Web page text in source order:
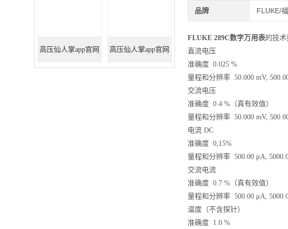
高压仙人掌app官网 高压仙人掌app官网
品牌 FLUKE/
FLUKE 289C数字万用表的技术
直流电压
准确度 0.025 %
量程和分辨率 50.000 mV,
交流电压
准确度 0.4 %（真有效值）
量程和分辨率 50.000 mV,
电流 DC
准确度 0,15%
量程和分辨率 500.00 μA,
交流电流
准确度 0.7 %（真有效值）
量程和分辨率 500.00 μA,
温度（不含探针）
准确度 1.0 %